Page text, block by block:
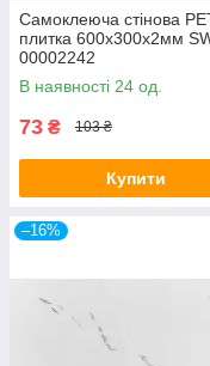
Самоклеюча стінова
плитка 600х300х2мм
00002242
В наявності 24 од.
73 ₴ 103 ₴
Купити
–16%